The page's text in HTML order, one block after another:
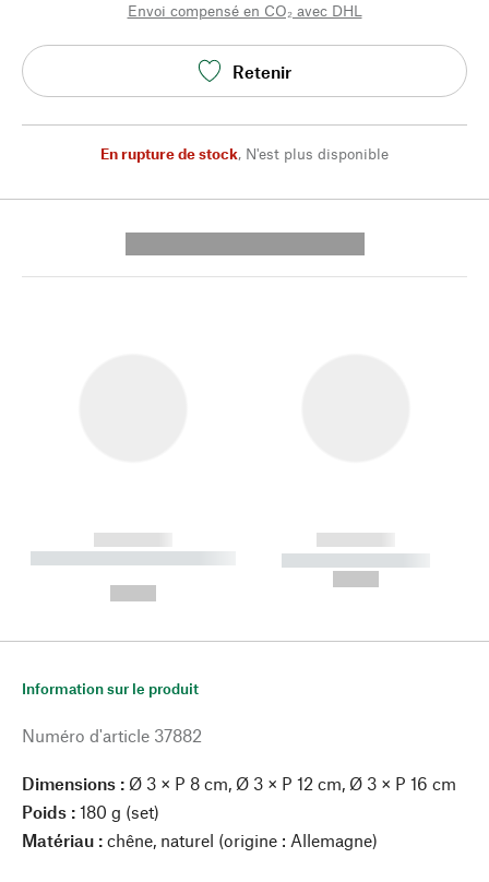
Envoi compensé en CO₂ avec DHL
Retenir
En rupture de stock, N'est plus disponible
------------
----------- ----------- --------
------------
----------- -----------
Information sur le produit
Numéro d'article 37882
Dimensions : Ø 3 × P 8 cm, Ø 3 × P 12 cm, Ø 3 × P 16 cm
Poids : 180 g (set)
Matériau : chêne, naturel (origine : Allemagne)